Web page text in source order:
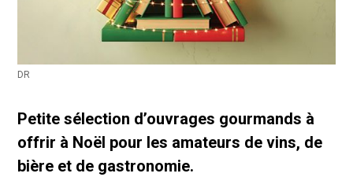
DR
Petite sélection d’ouvrages gourmands à
offrir à Noël pour les amateurs de vins, de
bière et de gastronomie.